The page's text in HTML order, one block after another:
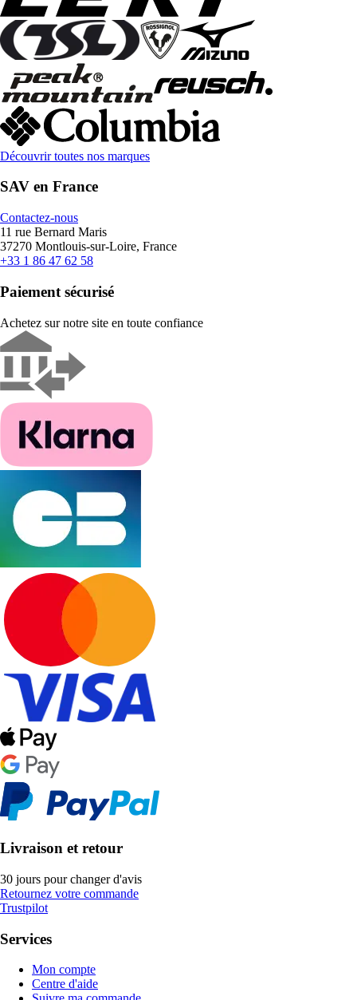
Découvrir toutes nos marques
SAV en France
Contactez-nous
11 rue Bernard Maris
37270 Montlouis-sur-Loire, France
+33 1 86 47 62 58
Paiement sécurisé
Achetez sur notre site en toute confiance
Livraison et retour
30 jours pour changer d'avis
Retournez votre commande
Trustpilot
Services
Mon compte
Centre d'aide